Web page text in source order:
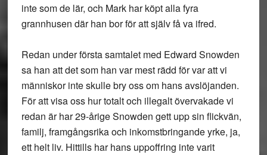
inte som de lär, och Mark har köpt alla fyra
grannhusen där han bor för att själv få va ifred.
Redan under första samtalet med Edward Snowden
sa han att det som han var mest rädd för var att vi
människor inte skulle bry oss om hans avslöjanden.
För att visa oss hur totalt och illegalt övervakade vi
redan är har 29-årige Snowden gett upp sin flickvän,
familj, framgångsrika och inkomstbringande yrke, ja,
ett helt liv. Hittills har hans uppoffring inte varit